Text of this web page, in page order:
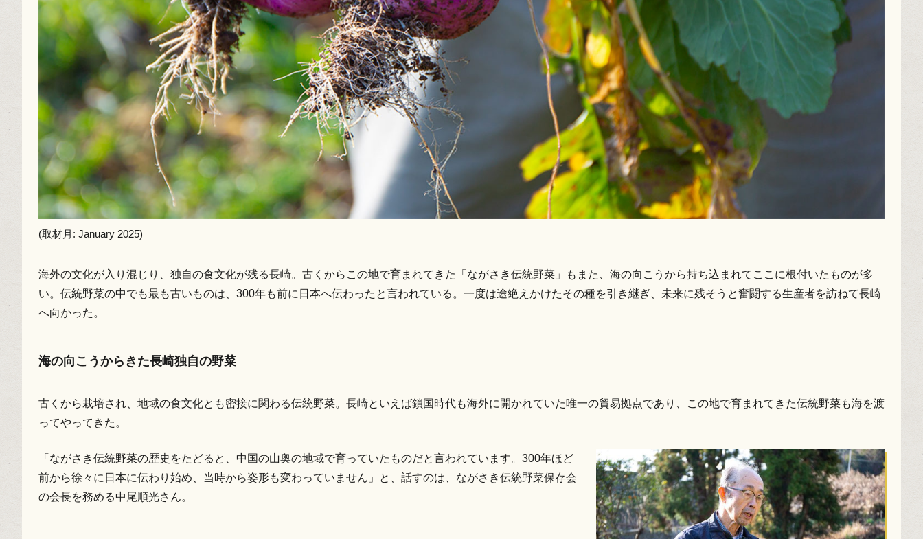
(取材月: January 2025)
海外の文化が入り混じり、独自の食文化が残る長崎。古くからこの地で育まれてきた「ながさき伝統野菜」もまた、海の向こうから持ち込まれてここに根付いたものが多
い。伝統野菜の中でも最も古いものは、300年も前に日本へ伝わったと言われている。一度は途絶えかけたその種を引き継ぎ、未来に残そうと奮闘する生産者を訪ねて長崎
へ向かった。
海の向こうからきた長崎独自の野菜
古くから栽培され、地域の食文化とも密接に関わる伝統野菜。長崎といえば鎖国時代も海外に開かれていた唯一の貿易拠点であり、この地で育まれてきた伝統野菜も海を渡
ってやってきた。
「ながさき伝統野菜の歴史をたどると、中国の山奥の地域で育っていたものだと言われています。300年ほど
前から徐々に日本に伝わり始め、当時から姿形も変わっていません」と、話すのは、ながさき伝統野菜保存会
の会長を務める中尾順光さん。